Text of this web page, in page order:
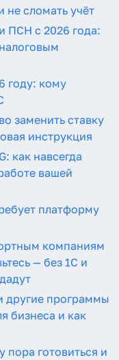
не сломать учёт
ПСН с 2026 года:
году: кому
заменить ставку
инструкция
как навсегда
вашей
платформу
компаниям
— без 1С и
другие программы
бизнеса и как
пора готовиться и